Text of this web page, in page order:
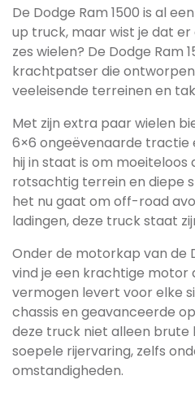
De Dodge Ram 1500 is al
up truck, maar wist je dat er
zes wielen? De Dodge Ram
krachtpatser die
veeleisende terreinen en
Met zijn extra paar wielen
6×6 ongeëvenaarde tractie
hij in staat is om
rotsachtig terrein en diepe
het nu gaat om off-road
ladingen, deze truck staat
Onder de motorkap van de
vind je een krachtige motor
vermogen levert voor elke
chassis en geavanceerde
deze truck niet alleen brute
soepele rijervaring, zelfs
omstandigheden.